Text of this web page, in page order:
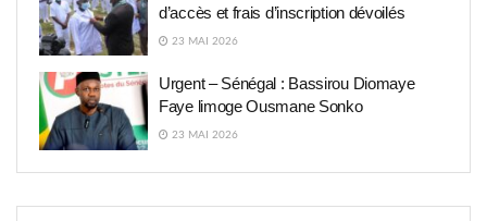
d’accès et frais d’inscription dévoilés
23 MAI 2026
Urgent – Sénégal : Bassirou Diomaye
Faye limoge Ousmane Sonko
23 MAI 2026